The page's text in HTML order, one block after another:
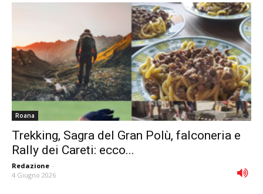
Roana
Trekking, Sagra del Gran Polù, falconeria e
Rally dei Careti: ecco...
Redazione -
4 Giugno 2026